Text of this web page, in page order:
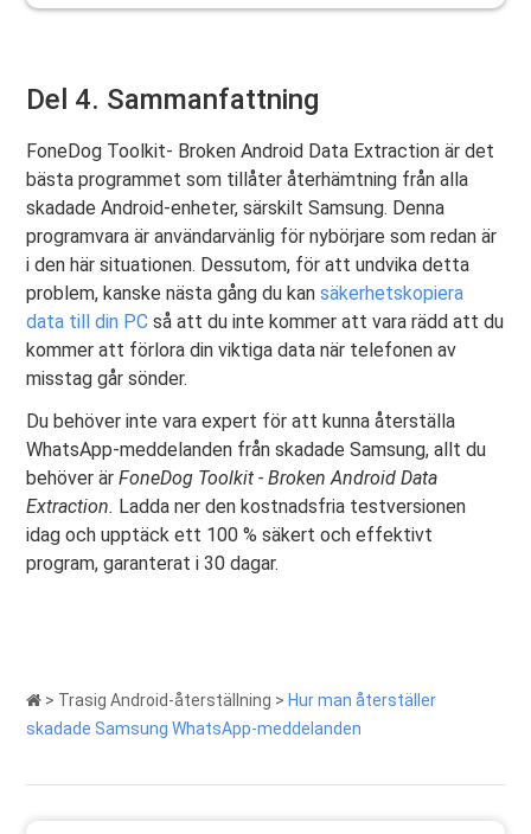
Del 4. Sammanfattning
FoneDog Toolkit- Broken Android Data Extraction är det
bästa programmet som tillåter återhämtning från alla
skadade Android-enheter, särskilt Samsung. Denna
programvara är användarvänlig för nybörjare som redan är
i den här situationen. Dessutom, för att undvika detta
problem, kanske nästa gång du kan säkerhetskopiera
data till din PC så att du inte kommer att vara rädd att du
kommer att förlora din viktiga data när telefonen av
misstag går sönder.
Du behöver inte vara expert för att kunna återställa
WhatsApp-meddelanden från skadade Samsung, allt du
behöver ärFoneDog Toolkit - Broken Android Data
Extraction. Ladda ner den kostnadsfria testversionen
idag och upptäck ett 100 % säkert och effektivt
program, garanterat i 30 dagar.
> Trasig Android-återställning > Hur man återställer
skadade Samsung WhatsApp-meddelanden